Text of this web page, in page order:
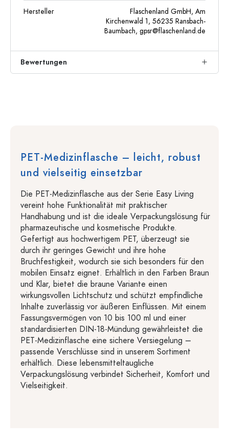
Hersteller
Flaschenland GmbH, Am
Kirchenwald 1, 56235 Ransbach-
Baumbach, gpsr@flaschenland.de
Bewertungen
PET-Medizinflasche – leicht, robust
und vielseitig einsetzbar
Die PET-Medizinflasche aus der Serie Easy Living
vereint hohe Funktionalität mit praktischer
Handhabung und ist die ideale Verpackungslösung für
pharmazeutische und kosmetische Produkte.
Gefertigt aus hochwertigem PET, überzeugt sie
durch ihr geringes Gewicht und ihre hohe
Bruchfestigkeit, wodurch sie sich besonders für den
mobilen Einsatz eignet. Erhältlich in den Farben Braun
und Klar, bietet die braune Variante einen
wirkungsvollen Lichtschutz und schützt empfindliche
Inhalte zuverlässig vor äußeren Einflüssen. Mit einem
Fassungsvermögen von 10 bis 100 ml und einer
standardisierten DIN-18-Mündung gewährleistet die
PET-Medizinflasche eine sichere Versiegelung –
passende Verschlüsse sind in unserem Sortiment
erhältlich. Diese lebensmitteltaugliche
Verpackungslösung verbindet Sicherheit, Komfort und
Vielseitigkeit.